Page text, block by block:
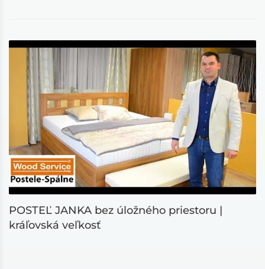
POSTEĽ JANKA bez úložného priestoru |
kráľovská veľkosť